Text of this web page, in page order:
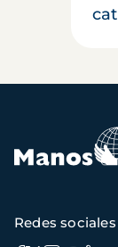
Redes sociales